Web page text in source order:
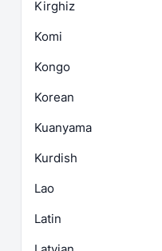
Kirghiz
Komi
Kongo
Korean
Kuanyama
Kurdish
Lao
Latin